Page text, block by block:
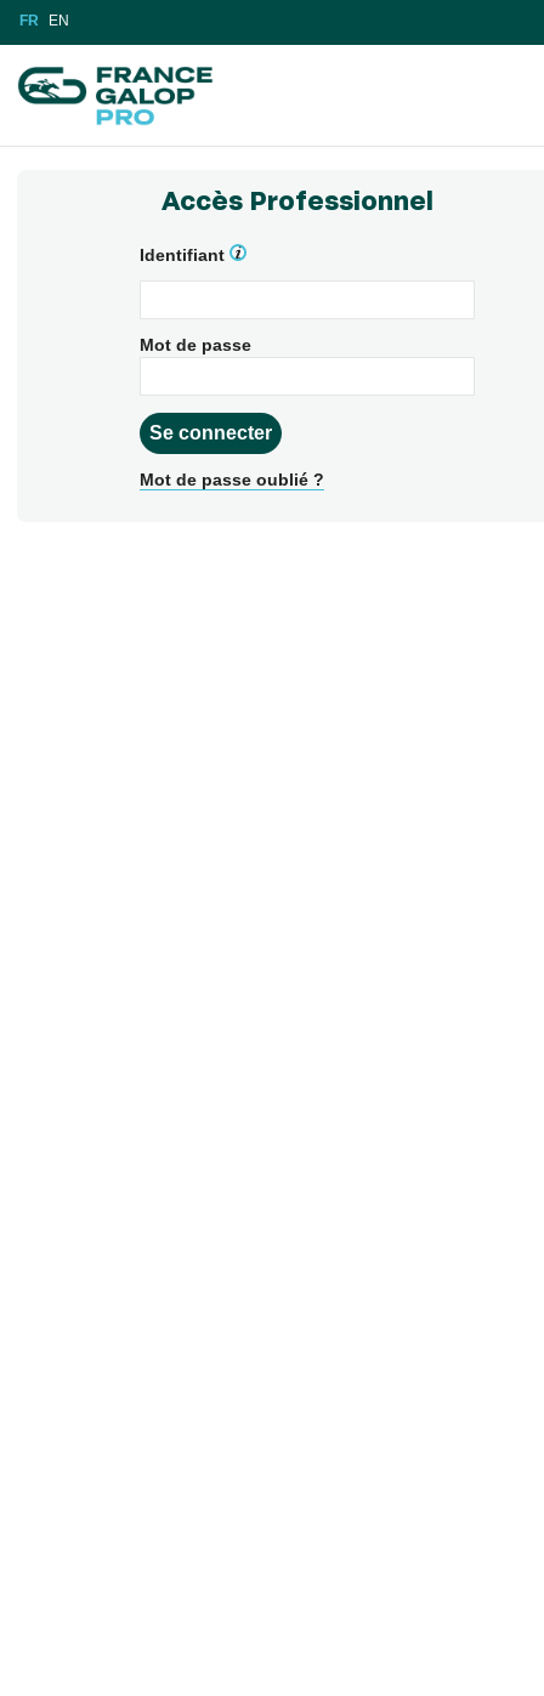
FR EN
Accès Professionnel
Identifiant
Mot de passe
Mot de passe oublié ?